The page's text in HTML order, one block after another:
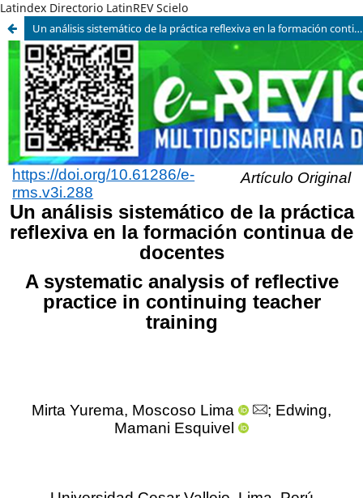
Latindex Directorio LatinREV Scielo
Un análisis sistemático de la práctica reflexiva en la formación continua de docentes